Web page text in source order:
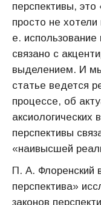
перспективы,
просто не
е.
связано с
выделением. И
статье ведется
процессе, об
аксиологических
перспективы
«наивысшей
П. А. Флоренский
перспектива»
законов